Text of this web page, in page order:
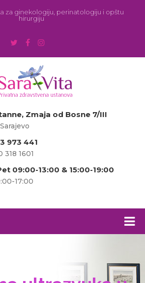
za ginekologiju, perinatologiju i opštu
hirurgiju
Zmaja od Bosne 7/III
973 441
318 1601
09:00-13:00 & 15:00-19:00
17:00